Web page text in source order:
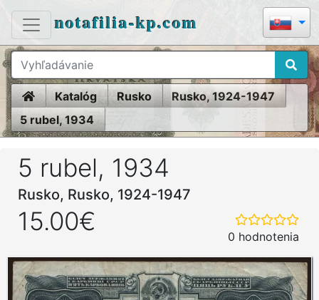
notafilia-kp.com
HomeKatalóg Rusko
Rusko, 1924-1947
5 rubel, 1934
5 rubel, 1934
Rusko, Rusko, 1924-1947
15.00€
0 hodnotenia